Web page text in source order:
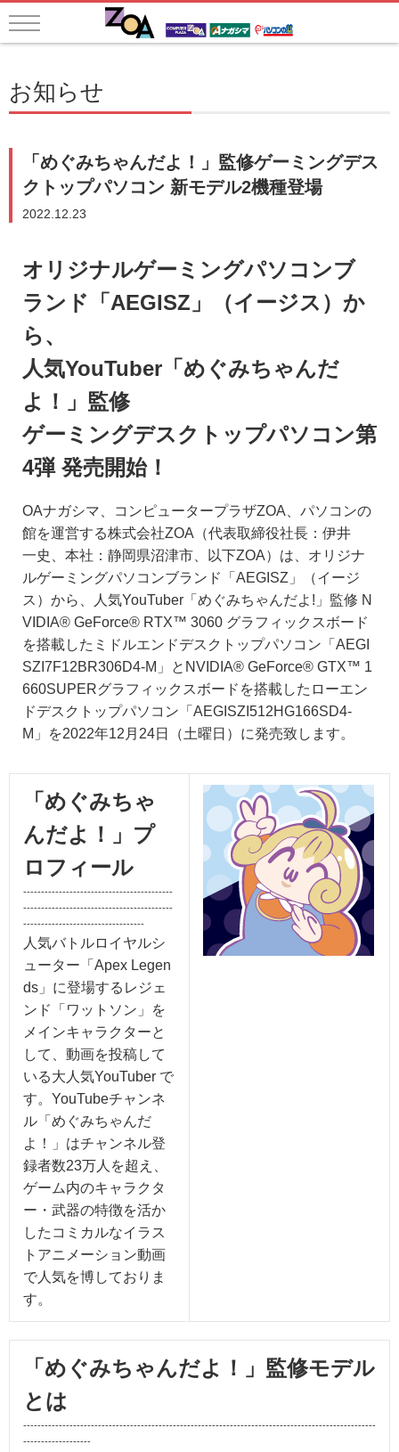
お知らせ
「めぐみちゃんだよ！」監修ゲーミングデス
クトップパソコン 新モデル2機種登場
2022.12.23
オリジナルゲーミングパソコンブ
ランド「AEGISZ」（イージス）か
ら、
人気YouTuber「めぐみちゃんだ
よ！」監修
ゲーミングデスクトップパソコン第
4弾 発売開始！
OAナガシマ、コンピュータープラザZOA、パソコンの
館を運営する株式会社ZOA（代表取締役社長：伊井
一史、本社：静岡県沼津市、以下ZOA）は、オリジナ
ルゲーミングパソコンブランド「AEGISZ」（イージ
ス）から、人気YouTuber「めぐみちゃんだよ!」監修 N
VIDIA® GeForce® RTX™ 3060 グラフィックスボード
を搭載したミドルエンドデスクトップパソコン「AEGI
SZI7F12BR306D4-M」とNVIDIA® GeForce® GTX™ 1
660SUPERグラフィックスボードを搭載したローエン
ドデスクトップパソコン「AEGISZI512HG166SD4-
M」を2022年12月24日（土曜日）に発売致します。
「めぐみちゃ
んだよ！」プ
ロフィール
------------------------------------------
------------------------------------------
----------------------------------
人気バトルロイヤルシ
ューター「Apex Legen
ds」に登場するレジェ
ンド「ワットソン」を
メインキャラクターと
して、動画を投稿して
いる大人気YouTuber で
す。YouTubeチャンネ
ル「めぐみちゃんだ
よ！」はチャンネル登
録者数23万人を超え、
ゲーム内のキャラクタ
ー・武器の特徴を活か
したコミカルなイラス
トアニメーション動画
で人気を博しておりま
す。
「めぐみちゃんだよ！」監修モデル
とは
---------------------------------------------------------------------------------------------------
-------------------